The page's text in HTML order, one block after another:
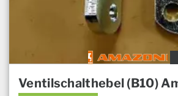
Ventilschalthebel (B10)